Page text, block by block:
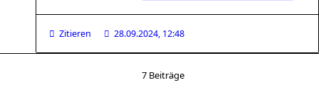
Zitieren 28.09.2024, 12:48
7 Beiträge